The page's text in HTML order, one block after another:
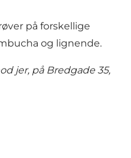
på forskellige
og lignende.
jer, på Bredgade 35,